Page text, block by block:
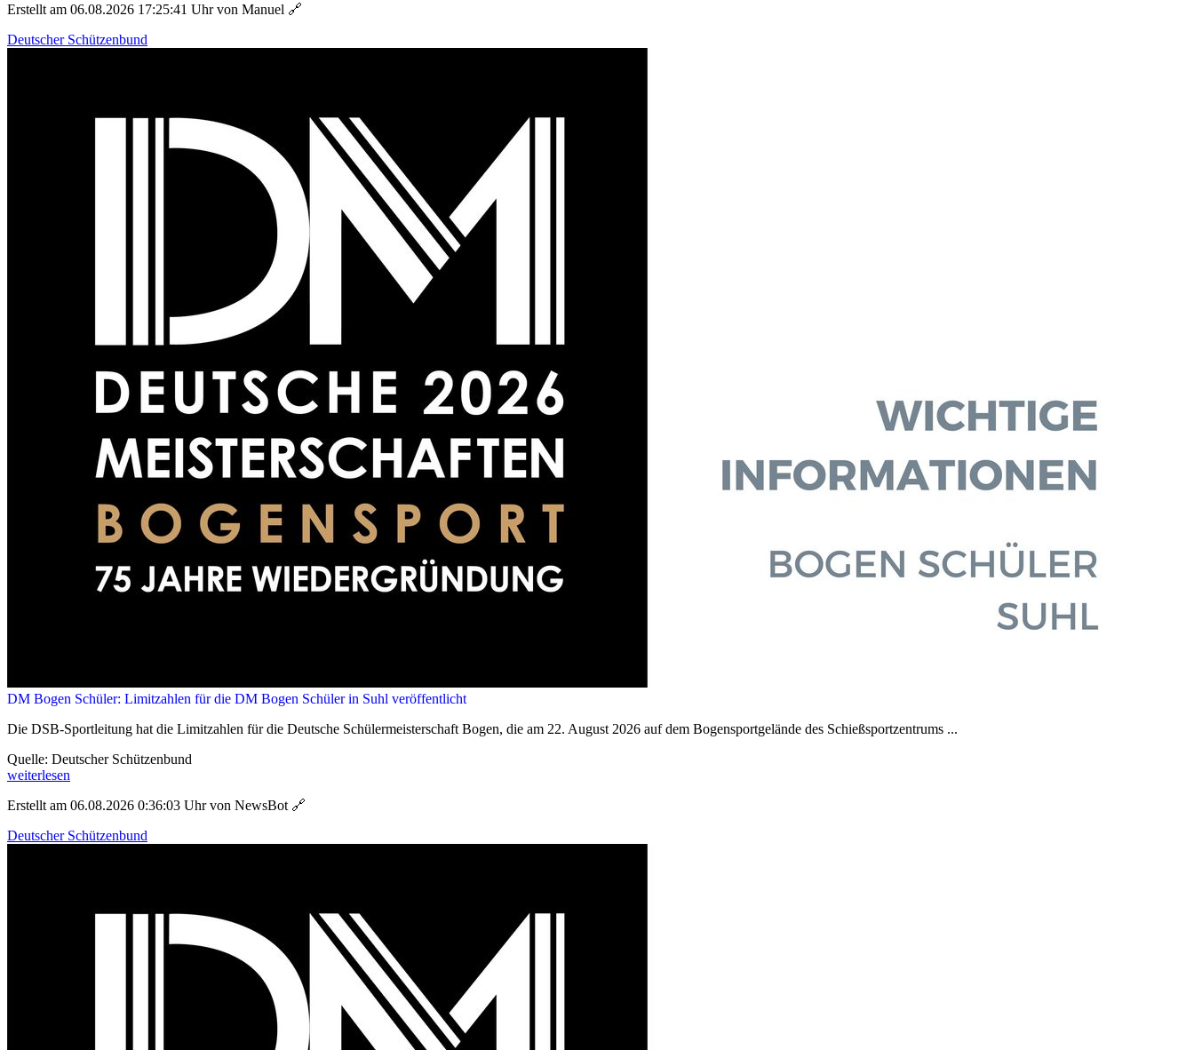
Erstellt am 06.08.2026 17:25:41 Uhr von Manuel 🔗
Deutscher Schützenbund
DM Bogen Schüler: Limitzahlen für die DM Bogen Schüler in Suhl veröffentlicht
Die DSB-Sportleitung hat die Limitzahlen für die Deutsche Schülermeisterschaft Bogen, die am 22. August 2026 auf dem Bogensportgelände des Schießsportzentrums ...
Quelle: Deutscher Schützenbund
weiterlesen
Erstellt am 06.08.2026 0:36:03 Uhr von NewsBot 🔗
Deutscher Schützenbund